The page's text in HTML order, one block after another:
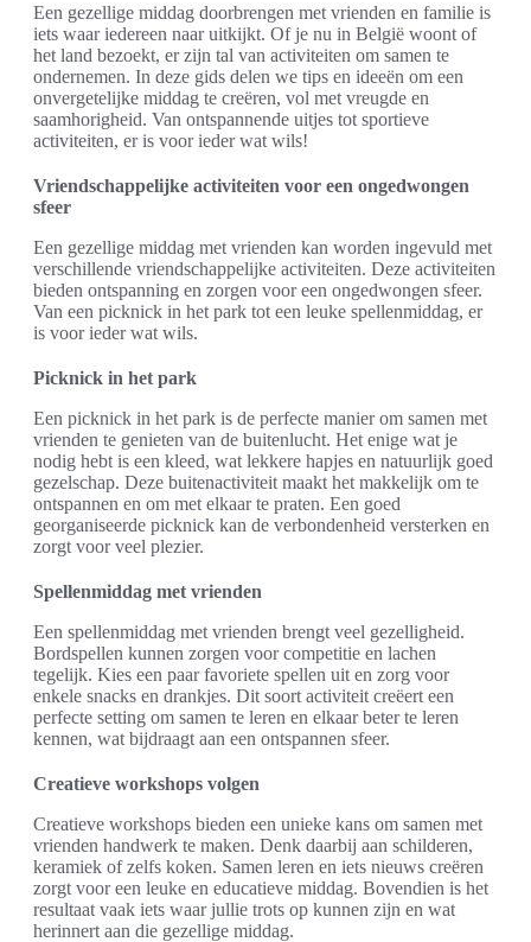
Een gezellige middag doorbrengen met vrienden en familie is
iets waar iedereen naar uitkijkt. Of je nu in België woont of
het land bezoekt, er zijn tal van activiteiten om samen te
ondernemen. In deze gids delen we tips en ideeën om een
onvergetelijke middag te creëren, vol met vreugde en
saamhorigheid. Van ontspannende uitjes tot sportieve
activiteiten, er is voor ieder wat wils!
Vriendschappelijke activiteiten voor een ongedwongen
sfeer
Een gezellige middag met vrienden kan worden ingevuld met
verschillende vriendschappelijke activiteiten. Deze activiteiten
bieden ontspanning en zorgen voor een ongedwongen sfeer.
Van een picknick in het park tot een leuke spellenmiddag, er
is voor ieder wat wils.
Picknick in het park
Een picknick in het park is de perfecte manier om samen met
vrienden te genieten van de buitenlucht. Het enige wat je
nodig hebt is een kleed, wat lekkere hapjes en natuurlijk goed
gezelschap. Deze buitenactiviteit maakt het makkelijk om te
ontspannen en om met elkaar te praten. Een goed
georganiseerde picknick kan de verbondenheid versterken en
zorgt voor veel plezier.
Spellenmiddag met vrienden
Een spellenmiddag met vrienden brengt veel gezelligheid.
Bordspellen kunnen zorgen voor competitie en lachen
tegelijk. Kies een paar favoriete spellen uit en zorg voor
enkele snacks en drankjes. Dit soort activiteit creëert een
perfecte setting om samen te leren en elkaar beter te leren
kennen, wat bijdraagt aan een ontspannen sfeer.
Creatieve workshops volgen
Creatieve workshops bieden een unieke kans om samen met
vrienden handwerk te maken. Denk daarbij aan schilderen,
keramiek of zelfs koken. Samen leren en iets nieuws creëren
zorgt voor een leuke en educatieve middag. Bovendien is het
resultaat vaak iets waar jullie trots op kunnen zijn en wat
herinnert aan die gezellige middag.